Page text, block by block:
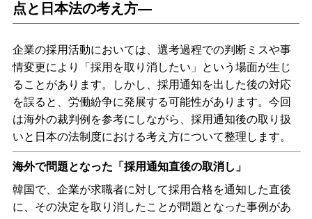
点と日本法の考え方―
企業の採用活動においては、選考過程での判断ミスや事
情変更により「採用を取り消したい」という場面が生じ
ることがあります。しかし、採用通知を出した後の対応
を誤ると、労働紛争に発展する可能性があります。今回
は海外の裁判例を参考にしながら、採用通知後の取り扱
いと日本の法制度における考え方について整理します。
海外で問題となった「採用通知直後の取消し」
韓国で、企業が求職者に対して採用合格を通知した直後
に、その決定を取り消したことが問題となった事例があ